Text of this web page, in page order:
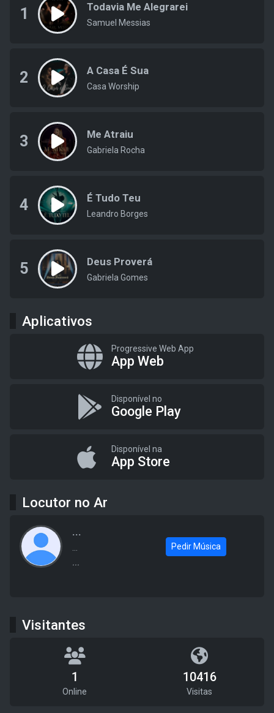
1 Todavia Me Alegrarei
Samuel Messias
2 A Casa É Sua
Casa Worship
3 Me Atraiu
Gabriela Rocha
4 É Tudo Teu
Leandro Borges
5 Deus Proverá
Gabriela Gomes
Aplicativos
Progressive Web App
App Web
Disponível no
Google Play
Disponível na
App Store
Locutor no Ar
...
...
...
Pedir Música
Visitantes
1
Online
10416
Visitas